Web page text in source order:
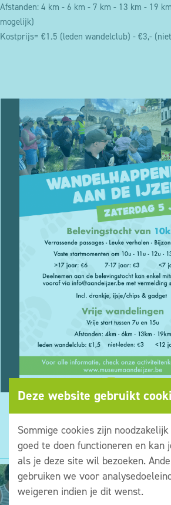
Afstanden: 4 km - 6 km - 7 km - 13 km - 19
mogelijk)
Kostprijs= €1.5 (leden wandelclub) - €3,-
Deze website gebruikt
Sommige cookies zijn
goed te doen functioneren en kan
als je deze site wil bezoeken.
gebruiken we voor
weigeren indien je dit wenst.